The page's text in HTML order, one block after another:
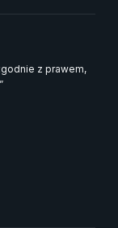
z prawem,